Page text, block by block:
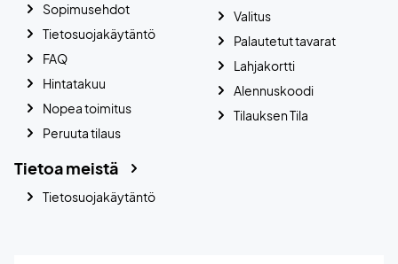
Sopimusehdot
Tietosuojakäytäntö
FAQ
Hintatakuu
Nopea toimitus
Peruuta tilaus
Valitus
Palautetut tavarat
Lahjakortti
Alennuskoodi
Tilauksen Tila
Tietoa meistä
Tietosuojakäytäntö